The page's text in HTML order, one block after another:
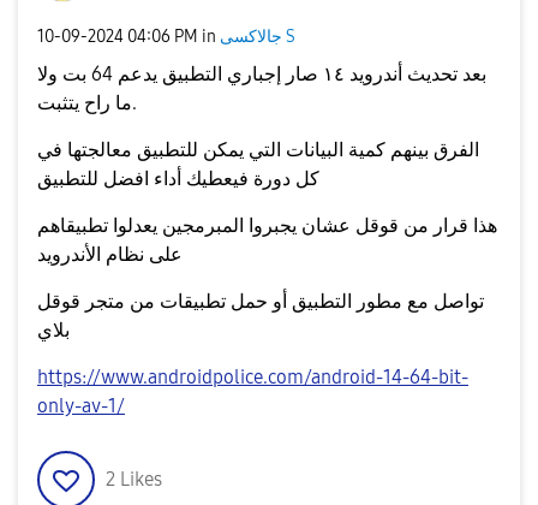
‎10-09-2024 04:06 PM in جالاكسى S
بعد تحديث أندرويد ١٤ صار إجباري التطبيق يدعم 64 بت ولا
ما راح يتثبت.
الفرق بينهم كمية البيانات التي يمكن للتطبيق معالجتها في
هذا قرار من قوقل عشان يجبروا المبرمجين يعدلوا تطبيقاهم
تواصل مع مطور التطبيق أو حمل تطبيقات من متجر قوقل
بلاي
https://www.androidpolice.com/android-14-64-bit-
only-av-1/
2 Likes